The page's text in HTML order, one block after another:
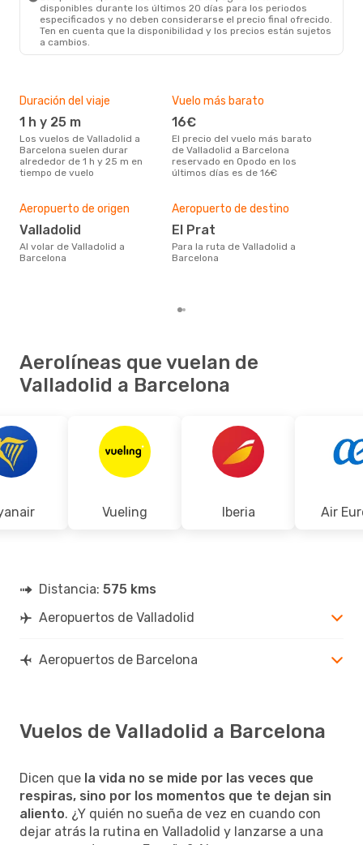
disponibles durante los últimos 20 días para los periodos
especificados y no deben considerarse el precio final ofrecido.
Ten en cuenta que la disponibilidad y los precios están sujetos
a cambios.
Duración del viaje
1 h y 25 m
Los vuelos de Valladolid a
Barcelona suelen durar
alrededor de 1 h y 25 m en
tiempo de vuelo
Vuelo más barato
16€
El precio del vuelo más barato
de Valladolid a Barcelona
reservado en Opodo en los
últimos días es de 16€
Aeropuerto de origen
Valladolid
Al volar de Valladolid a
Barcelona
Aeropuerto de destino
El Prat
Para la ruta de Valladolid a
Barcelona
Aerolíneas que vuelan de
Valladolid a Barcelona
Vueling Iberia Air
Distancia: 575 kms
Aeropuertos de Valladolid
Aeropuertos de Barcelona
Vuelos de Valladolid a Barcelona
Dicen que la vida no se mide por las veces que
respiras, sino por los momentos que te dejan sin
aliento. ¿Y quién no sueña de vez en cuando con
dejar atrás la rutina en Valladolid y lanzarse a una